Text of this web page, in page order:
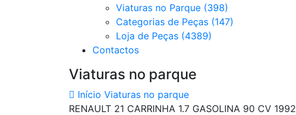
Viaturas no Parque (398)
Categorias de Peças (147)
Loja de Peças (4389)
Contactos
Viaturas no parque
Início Viaturas no parque
RENAULT 21 CARRINHA 1.7 GASOLINA 90 CV 1992